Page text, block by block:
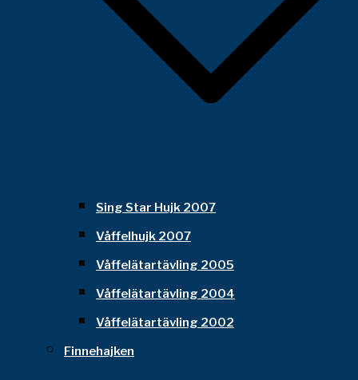
Sing Star Hujk 2007
Våffelhujk 2007
Våffelätartävling 2005
Våffelätartävling 2004
Våffelätartävling 2002
Finnehajken